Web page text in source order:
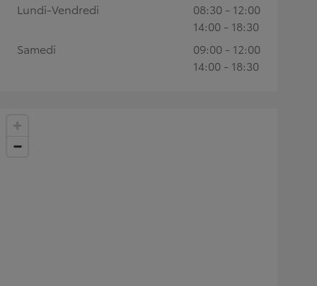
Lundi-Vendredi
08:30 - 12:00
14:00 - 18:30
Samedi
09:00 - 12:00
14:00 - 18:30